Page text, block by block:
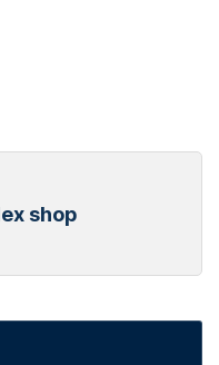
shop